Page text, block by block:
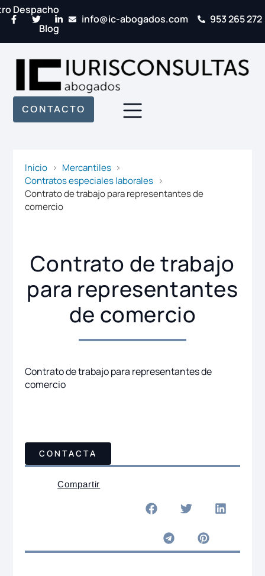
Despacho
Blog
info@ic-abogados.com 953 265 272
CONTACTO
Inicio
Mercantiles
Contratos especiales laborales
Contrato de trabajo para representantes de
comercio
Contrato de trabajo
para representantes
de comercio
Contrato de trabajo para representantes de
comercio
CONTACTA
Compartir